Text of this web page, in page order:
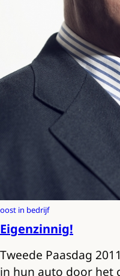
oost in bedrijf
Eigenzinnig!
Tweede Paasdag
in hun auto door het